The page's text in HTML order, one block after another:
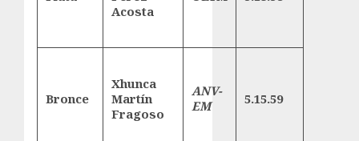
Acosta
Bronce
Xhunca
Martín
Fragoso
ANV-
EM
5.15.59